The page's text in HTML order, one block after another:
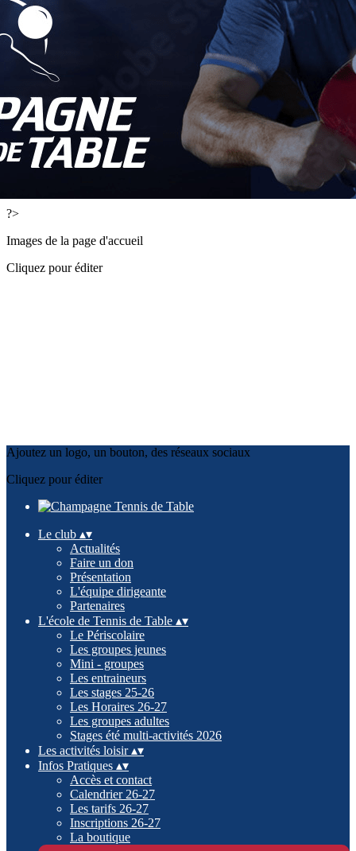
Exporter les lignes sélectionnées
Exporter toutes les colonnes
Exporter uniquement les colonnes affichées
Menu
>
Actualités
Faire un don
Présentation
L'équipe dirigeante
?>
Images de la page d'accueil
Cliquez pour éditer
Ajoutez un logo, un bouton, des réseaux sociaux
Cliquez pour éditer
Le club ▴▾
Actualités
Faire un don
Présentation
L'équipe dirigeante
Partenaires
L'école de Tennis de Table ▴▾
Le Périscolaire
Les groupes jeunes
Mini - groupes
Les entraineurs
Les stages 25-26
Les Horaires 26-27
Les groupes adultes
Stages été multi-activités 2026
Les activités loisir▴▾
Infos Pratiques ▴▾
Accès et contact
Calendrier 26-27
Les tarifs 26-27
Inscriptions 26-27
La boutique